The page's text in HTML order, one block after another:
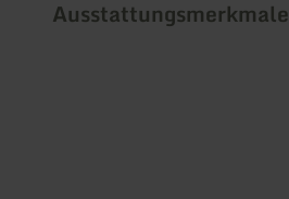
Ausstattungsmerkmale